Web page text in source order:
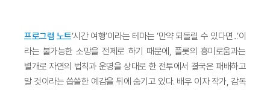
프로그램 노트‘시간 여행’이라는 테마는 ‘만약 되돌릴 수 있다면...’이
라는 불가능한 소망을 전제로 하기 때문에, 플롯의 흥미로움과는
별개로 자연의 법칙과 운명을 상대로 한 전투에서 결국은 패배하고
말 것이라는 씁쓸한 예감을 뒤에 숨기고 있다. 배우 이자 작가, 감독